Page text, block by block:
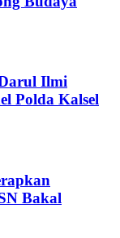
Ilmi
Polda Kalsel
Bakal